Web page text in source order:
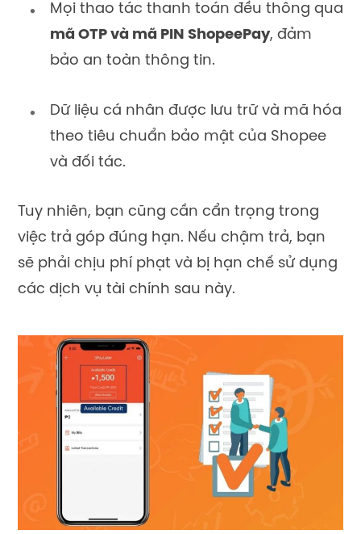
Mọi thao tác thanh toán đều thông qua
mã OTP và mã PIN ShopeePay, đảm
bảo an toàn thông tin.
Dữ liệu cá nhân được lưu trữ và mã hóa
theo tiêu chuẩn bảo mật của Shopee
và đối tác.
Tuy nhiên, bạn cũng cần cẩn trọng trong
việc trả góp đúng hạn. Nếu chậm trả, bạn
sẽ phải chịu phí phạt và bị hạn chế sử dụng
các dịch vụ tài chính sau này.